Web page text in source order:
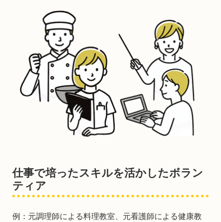
仕事で培ったスキルを活かしたボラン
ティア
例：元調理師による料理教室、元看護師による健康教